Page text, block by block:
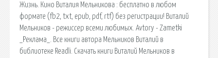
Жизнь. Кино Виталия Мельникова : бесплатно в любом
формате (fb2, txt, epub, pdf, rtf) без регистрации! Виталий
Мельников - режиссер всеми любимых. Avtory - Zametki
_Реклама_. Все книги автора Мельников Виталий в
библиотеке Readli. Скачать книги Виталий Мельников в